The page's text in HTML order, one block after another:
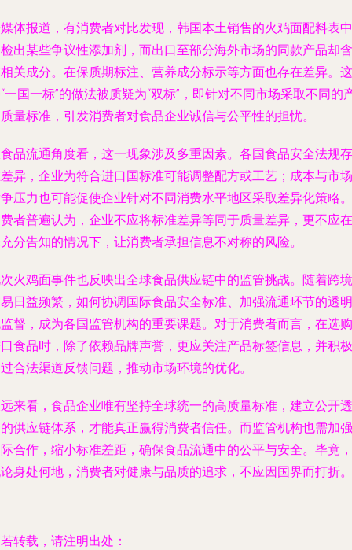
体报道，有消费者对比发现，韩国本土销售的火鸡面配料表中
出某些争议性添加剂，而出口至部分海外市场的同款产品却含
关成分。在保质期标注、营养成分标示等方面也存在差异。这
一国一标”的做法被质疑为“双标”，即针对不同市场采取不同的
量标准，引发消费者对食品企业诚信与公平性的担忧。
品流通角度看，这一现象涉及多重因素。各国食品安全法规存
异，企业为符合进口国标准可能调整配方或工艺；成本与市场
压力也可能促使企业针对不同消费水平地区采取差异化策略。
者普遍认为，企业不应将标准差异等同于质量差异，更不应在
分告知的情况下，让消费者承担信息不对称的风险。
火鸡面事件也反映出全球食品供应链中的监管挑战。随着跨境
日益频繁，如何协调国际食品安全标准、加强流通环节的透明
督，成为各国监管机构的重要课题。对于消费者而言，在选购
食品时，除了依赖品牌声誉，更应关注产品标签信息，并积极
合法渠道反馈问题，推动市场环境的优化。
来看，食品企业唯有坚持全球统一的高质量标准，建立公开透
供应链体系，才能真正赢得消费者信任。而监管机构也需加强
合作，缩小标准差距，确保食品流通中的公平与安全。毕竟，
身处何地，消费者对健康与品质的追求，不应因国界而打折。
转载，请注明出处：